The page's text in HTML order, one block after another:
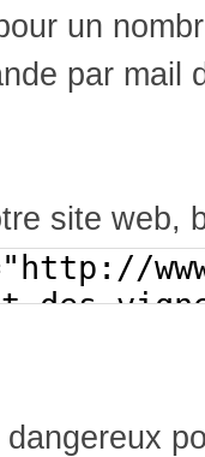
un
par mail
site web,